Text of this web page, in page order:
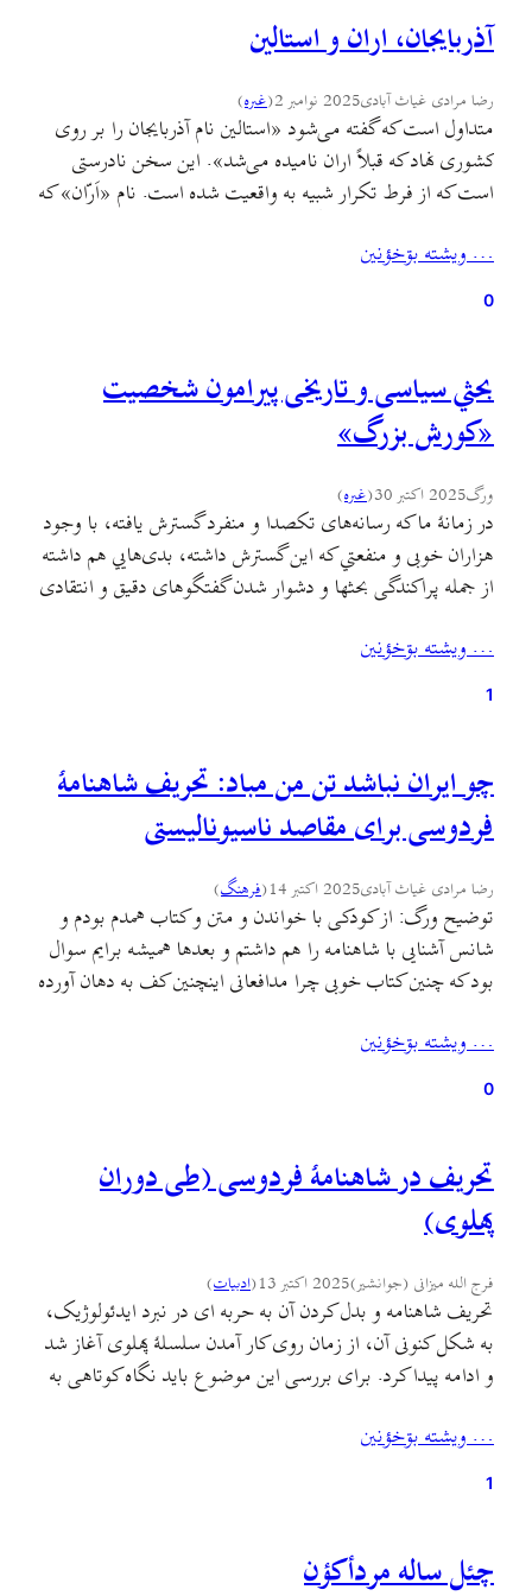
آذربایجان، اران و استالین
رضا مرادی غیاث آبادی2025 نوامبر 2 (غىره)
متداول است که گفته می‌شود «استالین نام آذربایجان را بر روی
کشوری نهاد که قبلاً اران نامیده می‌شد». این سخن نادرستی
است که از فرط تکرار شبیه به واقعیت شده است. نام «اَرّان» که
آلبانیا/ اُلوان/ اُغوان» در متون تاریخی ضبط شده، نه نام یک
کشور…
… ويشته بۊخؤنين
0
بحثي سیاسی و تاریخی پیرامون شخصیت
«کورش بزرگ»
ورگ2025 اکتبر 30 (غىره)
در زمانهٔ ما که رسانه‌های تکصدا و منفرد گسترش یافته، با وجود
هزاران خوبی و منفعتي که اين گسترش داشته، بدی‌هایي هم داشته
از جمله پراکندگی بحثها و دشوار شدن گفتگوهای دقیق و انتقادی
ابزار تبلیغات و جدالهای روزمرهٔ شفاهی شبه‌مکتوب که در…
… ويشته بۊخؤنين
1
چو ایران نباشد تن من مباد: تحریف شاهنامهٔ
فردوسی برای مقاصد ناسیونالیستی
رضا مرادی غیاث آبادی2025 اکتبر 14 (فرهنگ)
توضیح ورگ: از کودکی با خواندن و متن و کتاب همدم بودم و
شانس آشنایی با شاهنامه را هم داشتم و بعدها همیشه برایم سوال
بود که چنین کتاب خوبی چرا مدافعانی اینچنین کف به دهان آورده
(یک کتاب است) و یا شاید…
… ويشته بۊخؤنين
0
تحریف در شاهنامهٔ فردوسی (طی دوران
پهلوی)
فرج الله میزانی (جوانشیر)2025 اکتبر 13 (ادبيات)
تحریف شاهنامه و بدل کردن آن به حربه ای در نبرد ایدئولوژیک،
به شکل کنونی آن، از زمان روی کار آمدن سلسلهٔ پهلوی آغاز شد
و ادامه پیدا کرد. برای بررسی این موضوع باید نگاه کوتاهی به
سلسله بیاندازیم. کودتای سوم اسفند نقطهٔ پایانی بود…
… ويشته بۊخؤنين
1
چئل ساله مردأکؤن